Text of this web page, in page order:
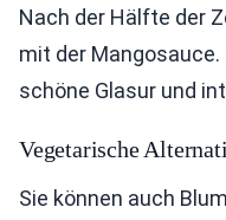
Nach der Hälfte der
mit der
schöne Glasur und
Vegetarische
Sie können auch